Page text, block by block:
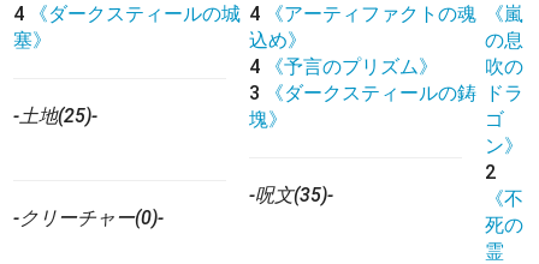
4
《ダークスティールの城
塞》
-土地(25)-
-クリーチャー(0)-
4
《アーティファクトの魂
込め》
4
《予言のプリズム》
3
《ダークスティールの鋳
塊》
-呪文(35)-
《嵐
の息
吹の
ドラ
ゴ
ン》
2
《不
死の
霊